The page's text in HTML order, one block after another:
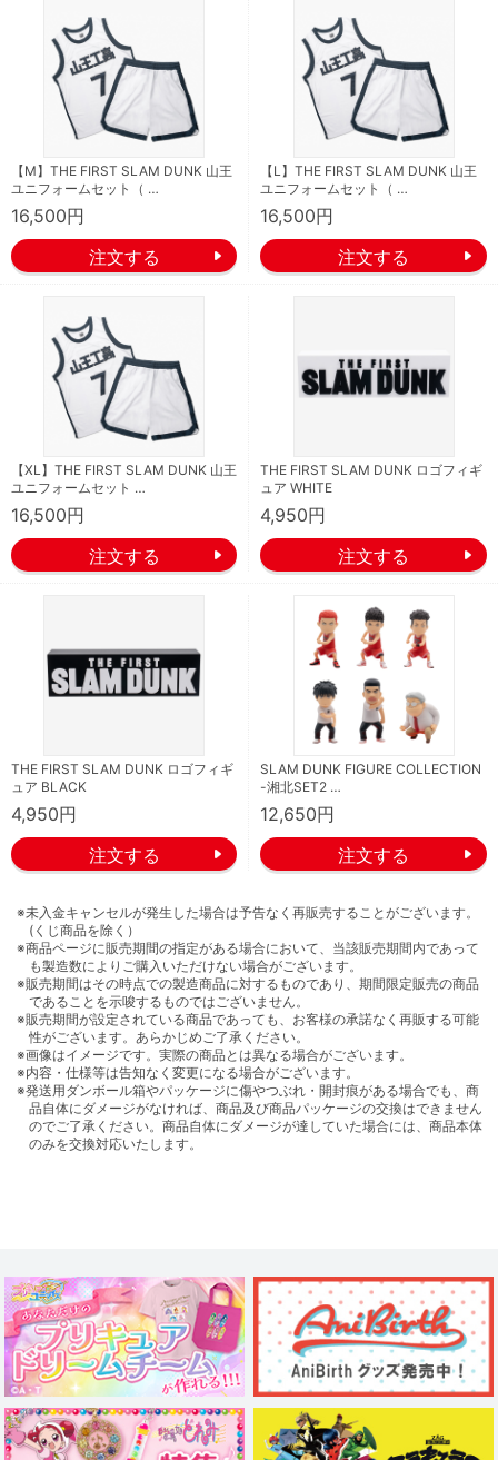
【M】THE FIRST SLAM DUNK 山王
ユニフォームセット（ …
16,500円
【L】THE FIRST SLAM DUNK 山王
ユニフォームセット（ …
16,500円
【XL】THE FIRST SLAM DUNK 山王
ユニフォームセット …
16,500円
THE FIRST SLAM DUNK ロゴフィギ
ュア WHITE
4,950円
THE FIRST SLAM DUNK ロゴフィギ
ュア BLACK
4,950円
SLAM DUNK FIGURE COLLECTION
-湘北SET2 …
12,650円
※未入金キャンセルが発生した場合は予告なく再販売することがございます。
(くじ商品を除く）
※商品ページに販売期間の指定がある場合において、当該販売期間内であって
も製造数によりご購入いただけない場合がございます。
※販売期間はその時点での製造商品に対するものであり、期間限定販売の商品
であることを示唆するものではございません。
※販売期間が設定されている商品であっても、お客様の承諾なく再販する可能
性がございます。あらかじめご了承ください。
※画像はイメージです。実際の商品とは異なる場合がございます。
※内容・仕様等は告知なく変更になる場合がございます。
※発送用ダンボール箱やパッケージに傷やつぶれ・開封痕がある場合でも、商
品自体にダメージがなければ、商品及び商品パッケージの交換はできません
のでご了承ください。商品自体にダメージが達していた場合には、商品本体
のみを交換対応いたします。